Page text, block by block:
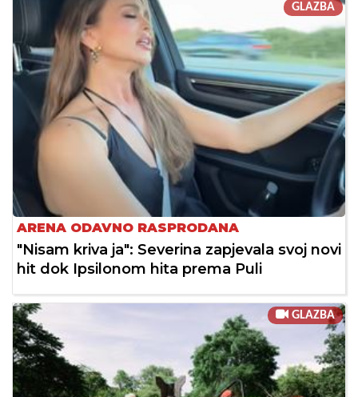
GLAZBA
ARENA ODAVNO RASPRODANA
"Nisam kriva ja": Severina zapjevala svoj novi
hit dok Ipsilonom hita prema Puli
GLAZBA